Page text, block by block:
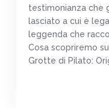
testimonianza che
lasciato a cui è
leggenda che
Cosa scopriremo
Grotte di Pilato: